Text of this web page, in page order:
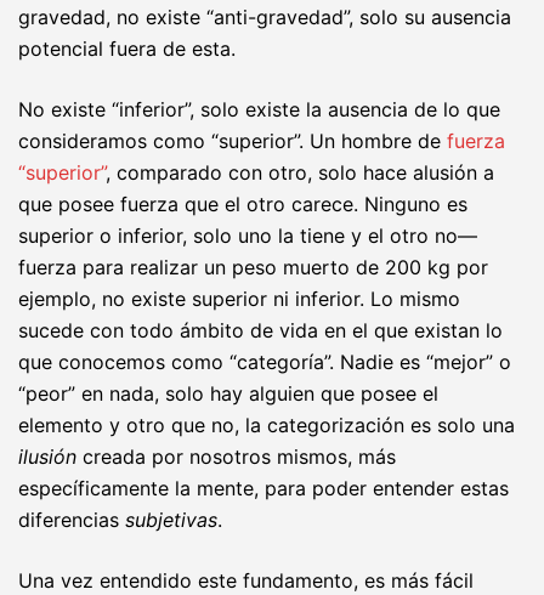
gravedad, no existe “anti-gravedad”, solo su ausencia
potencial fuera de esta.
No existe “inferior”, solo existe la ausencia de lo que
consideramos como “superior”. Un hombre de fuerza
“superior”, comparado con otro, solo hace alusión a
que posee fuerza que el otro carece. Ninguno es
superior o inferior, solo uno la tiene y el otro no—
fuerza para realizar un peso muerto de 200 kg por
ejemplo, no existe superior ni inferior. Lo mismo
sucede con todo ámbito de vida en el que existan lo
que conocemos como “categoría”. Nadie es “mejor” o
“peor” en nada, solo hay alguien que posee el
elemento y otro que no, la categorización es solo una
ilusión creada por nosotros mismos, más
específicamente la mente, para poder entender estas
diferencias subjetivas.
Una vez entendido este fundamento, es más fácil